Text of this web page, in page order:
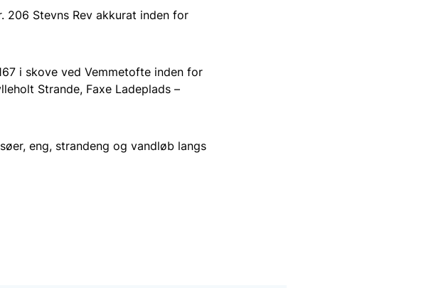
206 Stevns Rev akkurat inden for
i skove ved Vemmetofte inden for
Strande, Faxe Ladeplads –
eng, strandeng og vandløb langs